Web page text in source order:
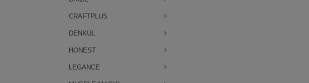
CRAFTPLUS
DENKUL
HONEST
LEGANCE